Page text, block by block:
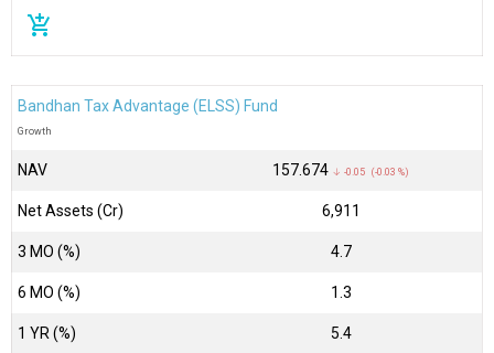
add_shopping_cart
Bandhan Tax Advantage (ELSS) Fund
Growth
NAV ₹157.674 ↓ -0.05 (-0.03 %)
Net Assets (Cr) ₹6,911
3 MO (%) 4.7
6 MO (%) 1.3
1 YR (%) 5.4